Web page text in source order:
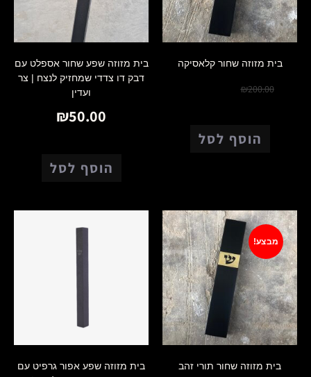
בית מזוזה שחור קלאסיקה
₪200.00
הוסף לסל
בית מזוזה שפע שחור אספלט עם
דבק דו צדדי שמחזיק לנצח | צר
ועדין
₪50.00
הוסף לסל
מבצע!
בית מזוזה שחור תורי זהב
בית מזוזה שפע אפור גרפיט עם